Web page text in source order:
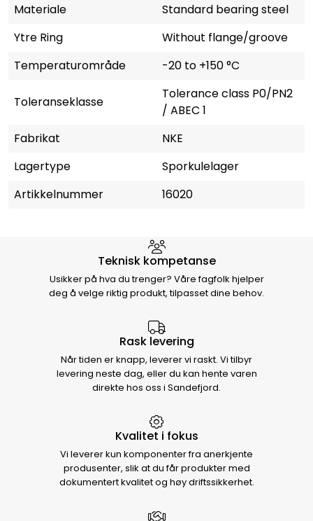
Materiale
Standard bearing steel
Ytre Ring
Without flange/groove
Temperaturområde
-20 to +150 °C
Toleranseklasse
Tolerance class P0/PN2
/ ABEC 1
Fabrikat
NKE
Lagertype
Sporkulelager
Artikkelnummer
16020
Hvorfor velge Storm Halvorsen
Teknisk kompetanse
Usikker på hva du trenger? Våre fagfolk hjelper
deg å velge riktig produkt, tilpasset dine behov.
Rask levering
Når tiden er knapp, leverer vi raskt. Vi tilbyr
levering neste dag, eller du kan hente varen
direkte hos oss i Sandefjord.
Kvalitet i fokus
Vi leverer kun komponenter fra anerkjente
produsenter, slik at du får produkter med
dokumentert kvalitet og høy driftssikkerhet.